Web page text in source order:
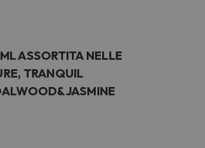
ASSORTITA NELLE
TRANQUIL